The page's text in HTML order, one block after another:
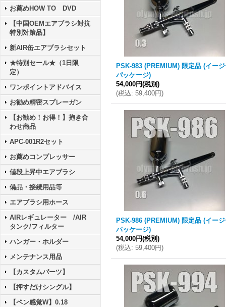
お薦めHOW TO DVD
【中国OEMエアブラシ対抗
特別対策品】
新AIR缶エアブラシセット
★特別セール★（1日限
定）
ワンポイントアドバイス
お勧め精密スプレーガン
【お勧め！お得！】抱き合
わせ商品
APC-001R2セット
お薦めコンプレッサー
値段上昇中エアブラシ
備品・接続用品等
エアブラシ用ホース
AIRレギュレーター /AIR
タンク/フィルター
ハンガー・ホルダー
メンテナンス用品
【カスタムパーツ】
【押すだけシングル】
【ペン感覚W】0.18
PSK-983 (PREMIUM) 限定品 (イー
パッケージ)
54,000円(税別)
(税込: 59,400円)
PSK-986 (PREMIUM) 限定品 (イー
パッケージ)
54,000円(税別)
(税込: 59,400円)